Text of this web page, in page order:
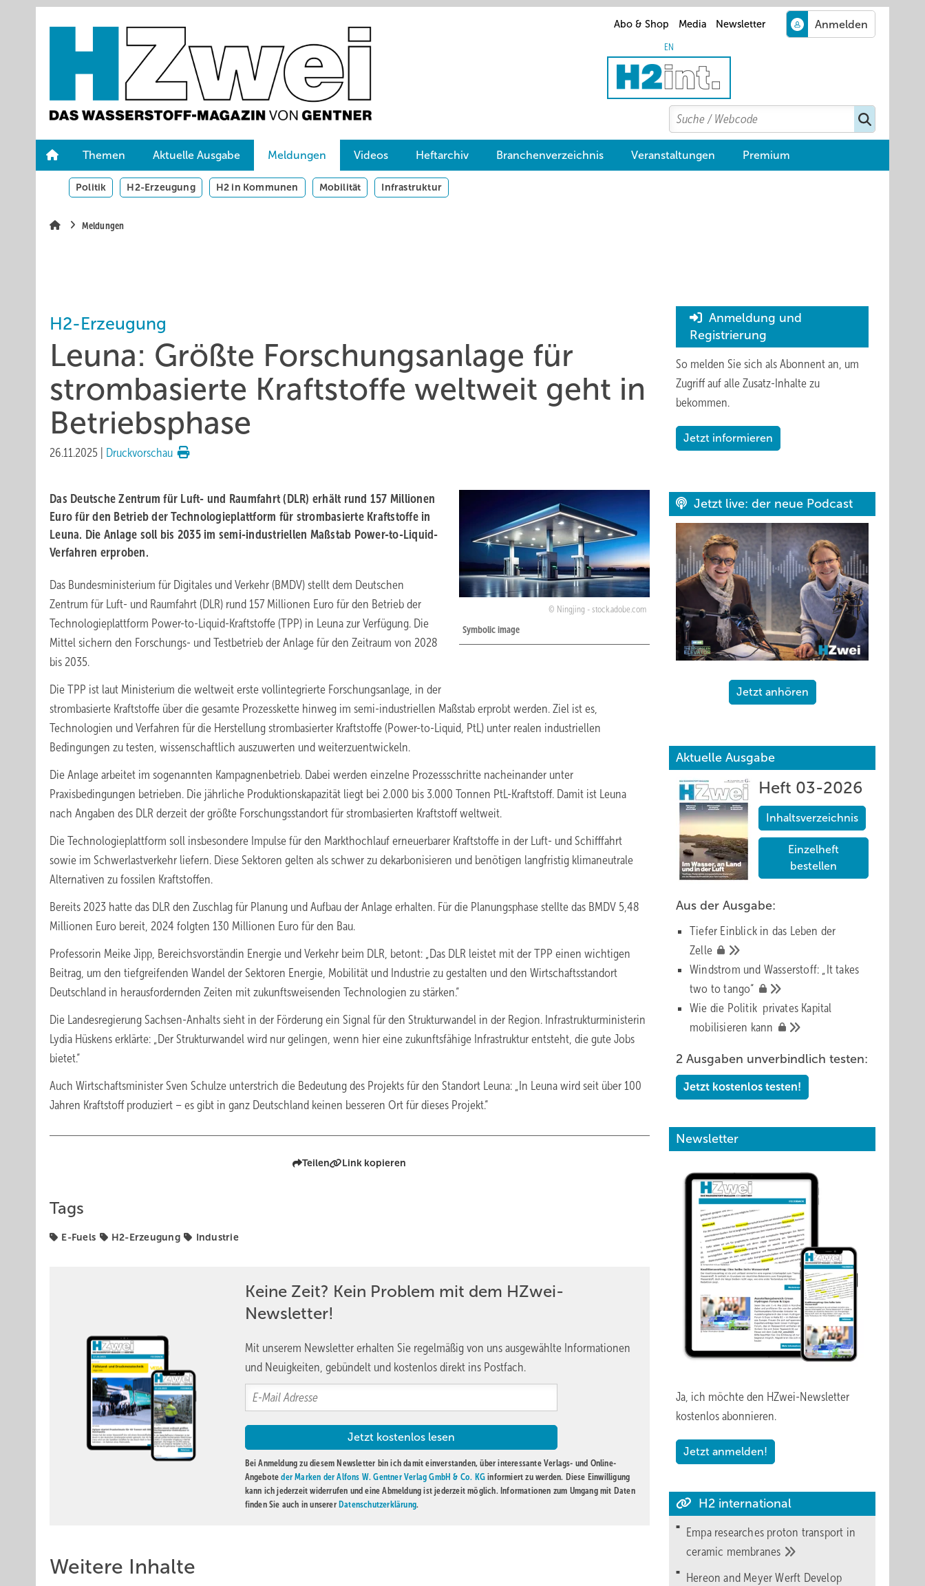
Abo & Shop Media Newsletter
EN
Search
Suchen
Themen Aktuelle Ausgabe Meldungen Videos Heftarchiv Branchenverzeichnis Veranstaltungen Premium
Politik H2-Erzeugung H2 in Kommunen Mobilität Infrastruktur
Meldungen
H2-Erzeugung
Leuna: Größte Forschungsanlage für
strombasierte Kraftstoffe weltweit geht in
Betriebsphase
26.11.2025 Druckvorschau
Ningjing - stock.adobe.com
Symbolic image
Das Deutsche Zentrum für Luft- und Raumfahrt (DLR) erhält rund 157 Millionen
Euro für den Betrieb der Technologieplattform für strombasierte Kraftstoffe in
Leuna. Die Anlage soll bis 2035 im semi-industriellen Maßstab Power-to-Liquid-
Verfahren erproben.
Das Bundesministerium für Digitales und Verkehr (BMDV) stellt dem Deutschen
Zentrum für Luft- und Raumfahrt (DLR) rund 157 Millionen Euro für den Betrieb der
Technologieplattform Power-to-Liquid-Kraftstoffe (TPP) in Leuna zur Verfügung. Die
Mittel sichern den Forschungs- und Testbetrieb der Anlage für den Zeitraum von 2028
bis 2035.
Die TPP ist laut Ministerium die weltweit erste vollintegrierte Forschungsanlage, in der
strombasierte Kraftstoffe über die gesamte Prozesskette hinweg im semi-industriellen Maßstab erprobt werden. Ziel ist es,
Technologien und Verfahren für die Herstellung strombasierter Kraftstoffe (Power-to-Liquid, PtL) unter realen industriellen
Bedingungen zu testen, wissenschaftlich auszuwerten und weiterzuentwickeln.
Die Anlage arbeitet im sogenannten Kampagnenbetrieb. Dabei werden einzelne Prozessschritte nacheinander unter
Praxisbedingungen betrieben. Die jährliche Produktionskapazität liegt bei 2.000 bis 3.000 Tonnen PtL-Kraftstoff. Damit ist Leuna
nach Angaben des DLR derzeit der größte Forschungsstandort für strombasierten Kraftstoff weltweit.
Die Technologieplattform soll insbesondere Impulse für den Markthochlauf erneuerbarer Kraftstoffe in der Luft- und Schifffahrt
sowie im Schwerlastverkehr liefern. Diese Sektoren gelten als schwer zu dekarbonisieren und benötigen langfristig klimaneutrale
Alternativen zu fossilen Kraftstoffen.
Bereits 2023 hatte das DLR den Zuschlag für Planung und Aufbau der Anlage erhalten. Für die Planungsphase stellte das BMDV 5,48
Millionen Euro bereit, 2024 folgten 130 Millionen Euro für den Bau.
Professorin Meike Jipp, Bereichsvorständin Energie und Verkehr beim DLR, betont: „Das DLR leistet mit der TPP einen wichtigen
Beitrag, um den tiefgreifenden Wandel der Sektoren Energie, Mobilität und Industrie zu gestalten und den Wirtschaftsstandort
Deutschland in herausfordernden Zeiten mit zukunftsweisenden Technologien zu stärken.“
Die Landesregierung Sachsen-Anhalts sieht in der Förderung ein Signal für den Strukturwandel in der Region. Infrastrukturministerin
Lydia Hüskens erklärte: „Der Strukturwandel wird nur gelingen, wenn hier eine zukunftsfähige Infrastruktur entsteht, die gute Jobs
bietet.“
Auch Wirtschaftsminister Sven Schulze unterstrich die Bedeutung des Projekts für den Standort Leuna: „In Leuna wird seit über 100
Jahren Kraftstoff produziert – es gibt in ganz Deutschland keinen besseren Ort für dieses Projekt.“
Teilen Link kopieren
Tags
E-Fuels H2-Erzeugung Industrie
Keine Zeit? Kein Problem mit dem HZwei-
Newsletter!
Mit unserem Newsletter erhalten Sie regelmäßig von uns ausgewählte Informationen
und Neuigkeiten, gebündelt und kostenlos direkt ins Postfach.
Bei Anmeldung zu diesem Newsletter bin ich damit einverstanden, über interessante Verlags- und Online-
Angeboteder Marken der Alfons W. Gentner Verlag GmbH & Co. KG informiert zu werden. Diese Einwilligung
kann ich jederzeit widerrufen und eine Abmeldung ist jederzeit möglich. Informationen zum Umgang mit Daten
finden Sie auch in unserer Datenschutzerklärung.
Weitere Inhalte
Anmeldung und
Registrierung
So melden Sie sich als Abonnent an, um
Zugriff auf alle Zusatz-Inhalte zu
bekommen.
Jetzt informieren
Jetzt live: der neue Podcast
Jetzt anhören
Aktuelle Ausgabe
Heft 03-2026
Inhaltsverzeichnis
Einzelheft
bestellen
Aus der Ausgabe:
Tiefer Einblick in das Leben der
Zelle
Windstrom und Wasserstoff: „It takes
two totango“
Wie die Politik privates Kapital
mobilisieren kann
2 Ausgaben unverbindlich testen:
Jetzt kostenlos testen!
Newsletter
Ja, ich möchte den HZwei-Newsletter
kostenlos abonnieren.
Jetzt anmelden!
H2 international
Empa researches proton transport in
ceramic membranes
Hereon and Meyer Werft Develop